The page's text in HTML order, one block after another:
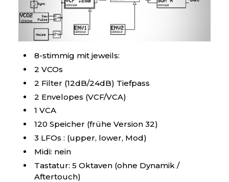
8-stimmig mit jeweils:
2 VCOs
2 Filter (12dB/24dB) Tiefpass
2 Envelopes (VCF/VCA)
1 VCA
120 Speicher (frühe Version 32)
3 LFOs : (upper, lower, Mod)
Midi: nein
Tastatur: 5 Oktaven (ohne Dynamik /
Aftertouch)